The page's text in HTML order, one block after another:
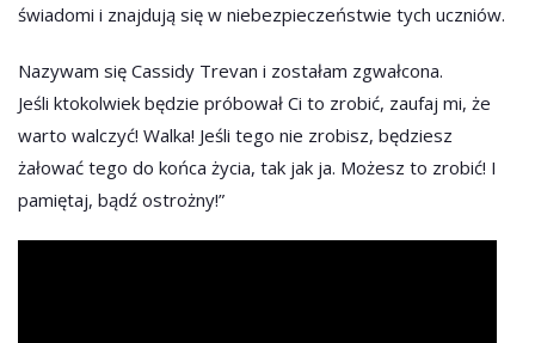
świadomi i znajdują się w niebezpieczeństwie tych uczniów.
Nazywam się Cassidy Trevan i zostałam zgwałcona.
Jeśli ktokolwiek będzie próbował Ci to zrobić, zaufaj mi, że
warto walczyć! Walka! Jeśli tego nie zrobisz, będziesz
żałować tego do końca życia, tak jak ja. Możesz to zrobić! I
pamiętaj, bądź ostrożny!”